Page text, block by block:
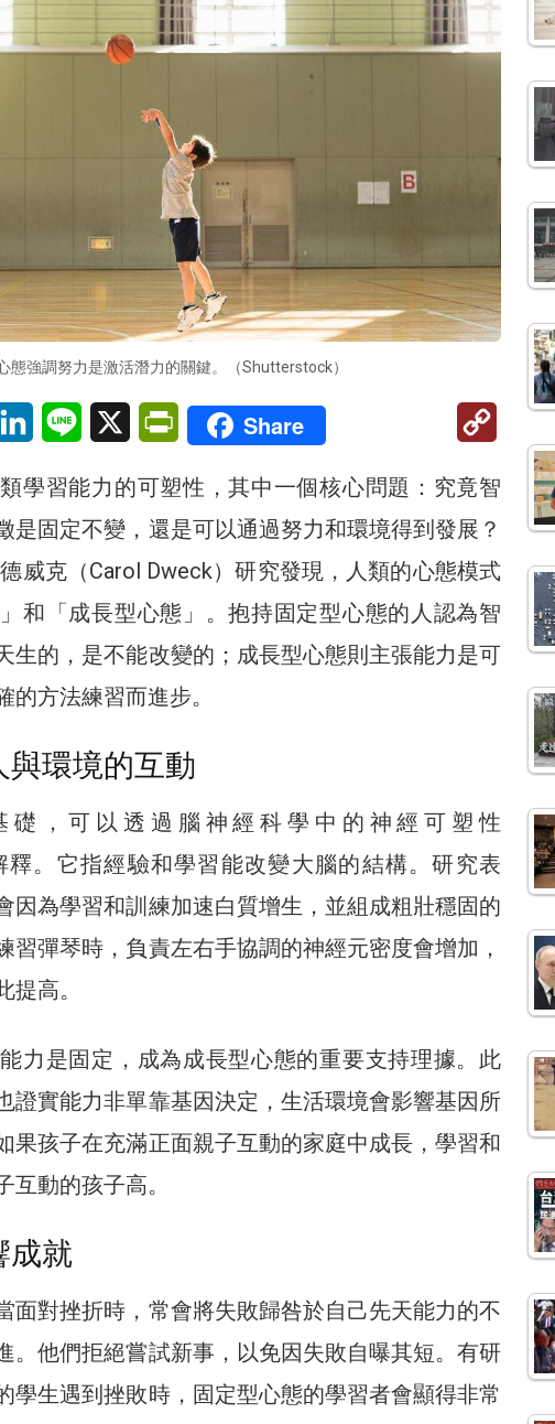
態強調努力是激活潛力的關鍵。（Shutterstock）
LinkedInLine X PrintFriendly
Share
Copy
學習能力的可塑性，其中一個核心問題：究竟智
是固定不變，還是可以通過努力和環境得到發展？
威克（Carol Dweck）研究發現，人類的心態模式
和「成長型心態」。抱持固定型心態的人認為智
生的，是不能改變的；成長型心態則主張能力是可
方法練習而進步。
環境的互動
礎，可以透過腦神經科學中的神經可塑性
釋。它指經驗和學習能改變大腦的結構。研究表
因為學習和訓練加速白質增生，並組成粗壯穩固的
習彈琴時，負責左右手協調的神經元密度會增加，
高。
力是固定，成為成長型心態的重要支持理據。此
證實能力非單靠基因決定，生活環境會影響基因所
果孩子在充滿正面親子互動的家庭中成長，學習和
動的孩子高。
成就
面對挫折時，常會將失敗歸咎於自己先天能力的不
。他們拒絕嘗試新事，以免因失敗自曝其短。有研
學生遇到挫敗時，固定型心態的學習者會顯得非常